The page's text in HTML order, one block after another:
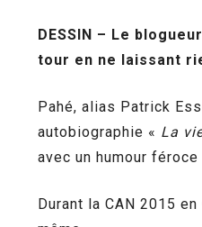
DESSIN – Le
tour en ne laissant
Pahé, alias Patrick
autobiographie « La
avec un humour
Durant la CAN 2015